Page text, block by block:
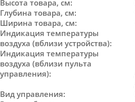
Высота товара, см:
Глубина товара, см:
Ширина товара, см:
Индикация температуры
воздуха (вблизи устройства):
Индикация температуры
воздуха (вблизи пульта
управления):
Вид управления: